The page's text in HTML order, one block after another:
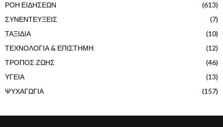
ΡΟΗ ΕΙΔΗΣΕΩΝ
(613)
ΣΥΝΕΝΤΕΥΞΕΙΣ
(7)
ΤΑΞΙΔΙΑ
(10)
ΤΕΧΝΟΛΟΓΙΑ & ΕΠΙΣΤΗΜΗ
(12)
ΤΡΟΠΟΣ ΖΩΗΣ
(46)
ΥΓΕΙΑ
(13)
ΨΥΧΑΓΩΓΙΑ
(157)